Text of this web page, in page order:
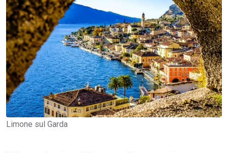
Limone sul Garda